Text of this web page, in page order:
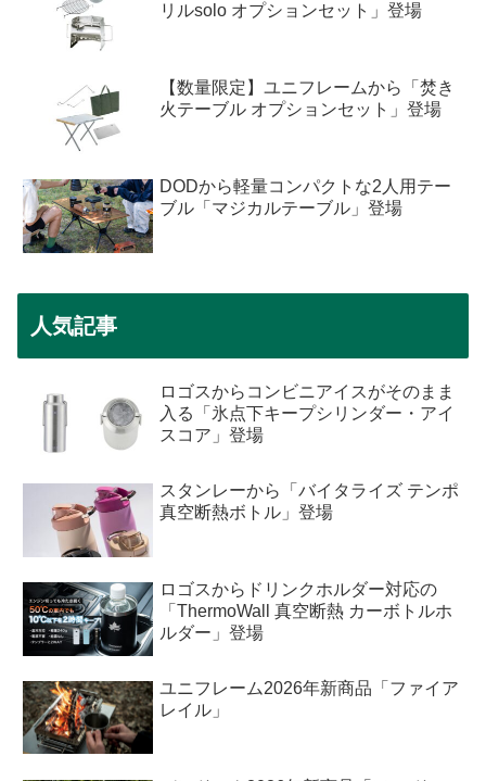
リルsolo オプションセット」登場
【数量限定】ユニフレームから「焚き
火テーブル オプションセット」登場
DODから軽量コンパクトな2人用テー
ブル「マジカルテーブル」登場
人気記事
ロゴスからコンビニアイスがそのまま
入る「氷点下キープシリンダー・アイ
スコア」登場
スタンレーから「バイタライズ テンポ
真空断熱ボトル」登場
ロゴスからドリンクホルダー対応の
「ThermoWall 真空断熱 カーボトルホ
ルダー」登場
ユニフレーム2026年新商品「ファイア
レイル」